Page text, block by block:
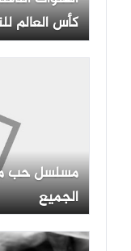
الموعد
الجميع